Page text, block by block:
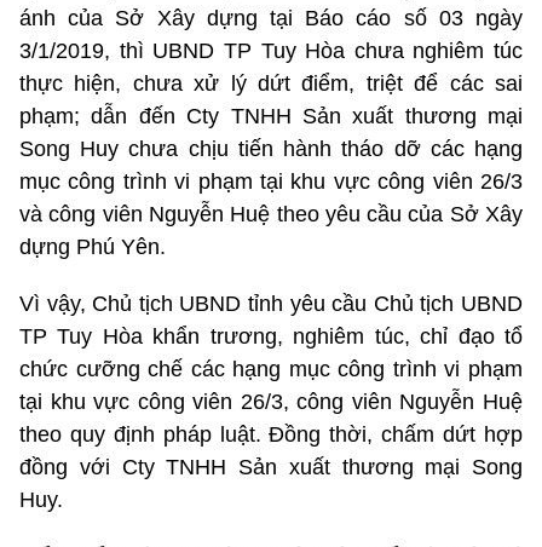
ánh của Sở Xây dựng tại Báo cáo số 03 ngày
3/1/2019, thì UBND TP Tuy Hòa chưa nghiêm túc
thực hiện, chưa xử lý dứt điểm, triệt để các sai
phạm; dẫn đến Cty TNHH Sản xuất thương mại
Song Huy chưa chịu tiến hành tháo dỡ các hạng
mục công trình vi phạm tại khu vực công viên 26/3
và công viên Nguyễn Huệ theo yêu cầu của Sở Xây
dựng Phú Yên.
Vì vậy, Chủ tịch UBND tỉnh yêu cầu Chủ tịch UBND
TP Tuy Hòa khẩn trương, nghiêm túc, chỉ đạo tổ
chức cưỡng chế các hạng mục công trình vi phạm
tại khu vực công viên 26/3, công viên Nguyễn Huệ
theo quy định pháp luật. Đồng thời, chấm dứt hợp
đồng với Cty TNHH Sản xuất thương mại Song
Huy.